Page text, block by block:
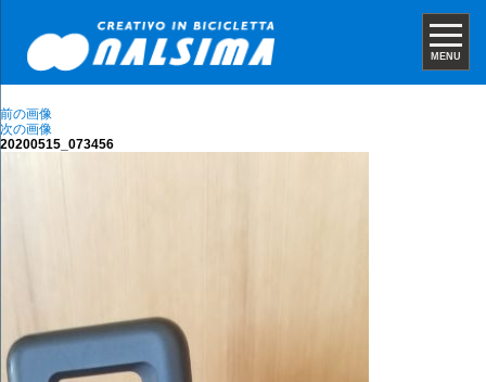
MENU
前の画像
次の画像
20200515_073456